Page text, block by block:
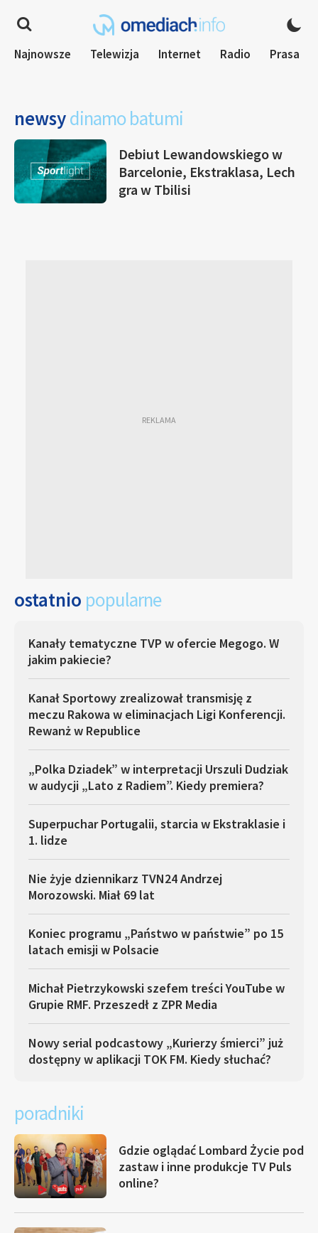
Najnowsze Telewizja Internet Radio Prasa
newsydinamo batumi
Debiut Lewandowskiego w
Barcelonie, Ekstraklasa, Lech
gra w Tbilisi
ostatnio popularne
Kanały tematyczne TVP w ofercie Megogo. W
jakim pakiecie?
Kanał Sportowy zrealizował transmisję z
meczu Rakowa w eliminacjach Ligi Konferencji.
Rewanż w Republice
„Polka Dziadek” w interpretacji Urszuli Dudziak
w audycji „Lato z Radiem”. Kiedy premiera?
Superpuchar Portugalii, starcia w Ekstraklasie i
1. lidze
Nie żyje dziennikarz TVN24 Andrzej
Morozowski. Miał 69 lat
Koniec programu „Państwo w państwie” po 15
latach emisji w Polsacie
Michał Pietrzykowski szefem treści YouTube w
Grupie RMF. Przeszedł z ZPR Media
Nowy serial podcastowy „Kurierzy śmierci” już
dostępny w aplikacji TOK FM. Kiedy słuchać?
poradniki
Gdzie oglądać Lombard Życie pod
zastaw i inne produkcje TV Puls
online?